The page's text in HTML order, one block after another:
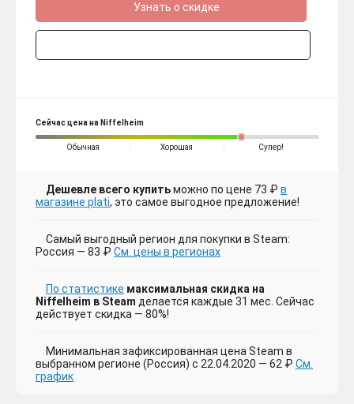
Узнать о скидке
Сейчас цена на Niffelheim
Обычная Хорошая Супер!
Дешевле всего купитьможно по цене 73 ₽ в
магазине plati, это самое выгодное предложение!
Самый выгодный регион для покупки в Steam:
Россия — 83 ₽ См. цены в регионах
По статистике максимальная скидка на
Niffelheim в Steam делается каждые 31 мес. Сейчас
действует скидка — 80%!
Минимальная зафиксированная цена Steam в
выбранном регионе (Россия) с 22.04.2020 — 62 ₽ См.
график